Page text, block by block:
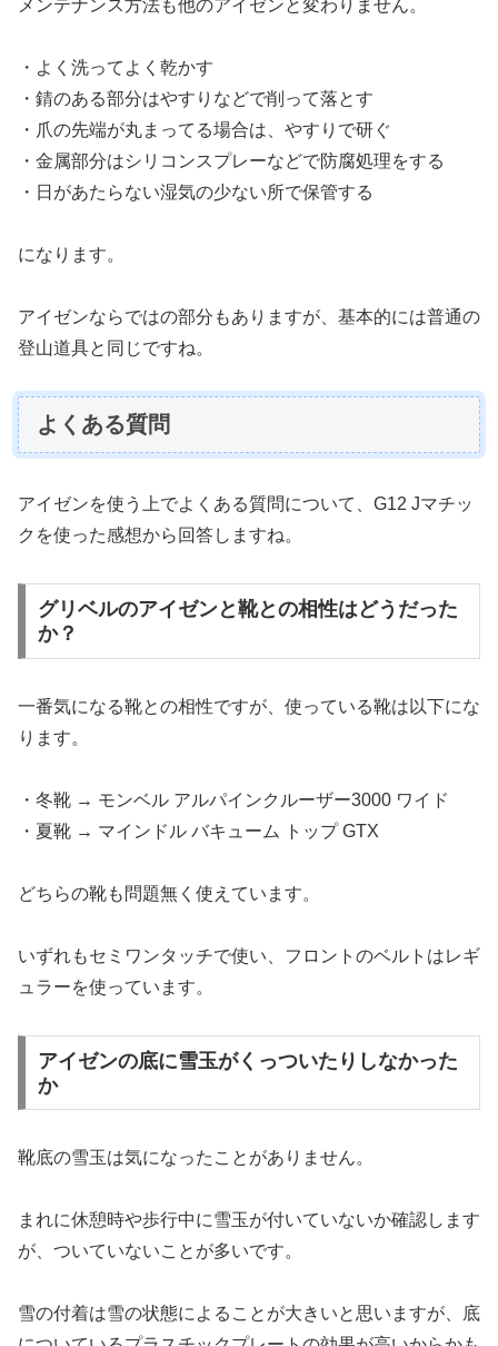
メンテナンス方法も他のアイゼンと変わりません。
・よく洗ってよく乾かす
・錆のある部分はやすりなどで削って落とす
・爪の先端が丸まってる場合は、やすりで研ぐ
・金属部分はシリコンスプレーなどで防腐処理をする
・日があたらない湿気の少ない所で保管する
になります。
アイゼンならではの部分もありますが、基本的には普通の
登山道具と同じですね。
よくある質問
アイゼンを使う上でよくある質問について、G12 Jマチッ
クを使った感想から回答しますね。
グリベルのアイゼンと靴との相性はどうだった
か？
一番気になる靴との相性ですが、使っている靴は以下にな
ります。
・冬靴 → モンベル アルパインクルーザー3000 ワイド
・夏靴 → マインドル バキューム トップ GTX
どちらの靴も問題無く使えています。
いずれもセミワンタッチで使い、フロントのベルトはレギ
ュラーを使っています。
アイゼンの底に雪玉がくっついたりしなかった
か
靴底の雪玉は気になったことがありません。
まれに休憩時や歩行中に雪玉が付いていないか確認します
が、ついていないことが多いです。
雪の付着は雪の状態によることが大きいと思いますが、底